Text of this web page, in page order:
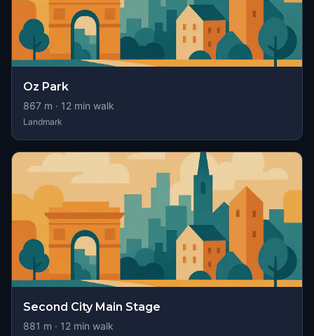
Oz Park
867 m · 12 min walk
Landmark
Second City Main Stage
881 m · 12 min walk